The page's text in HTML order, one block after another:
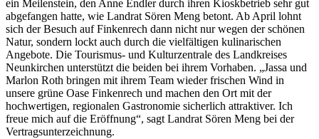
ein Meilenstein, den Anne Endler durch ihren Kioskbetrieb sehr gut
abgefangen hatte, wie Landrat Sören Meng betont. Ab April lohnt
sich der Besuch auf Finkenrech dann nicht nur wegen der schönen
Natur, sondern lockt auch durch die vielfältigen kulinarischen
Angebote. Die Tourismus- und Kulturzentrale des Landkreises
Neunkirchen unterstützt die beiden bei ihrem Vorhaben. „Jassa und
Marlon Roth bringen mit ihrem Team wieder frischen Wind in
unsere grüne Oase Finkenrech und machen den Ort mit der
hochwertigen, regionalen Gastronomie sicherlich attraktiver. Ich
freue mich auf die Eröffnung“, sagt Landrat Sören Meng bei der
Vertragsunterzeichnung.